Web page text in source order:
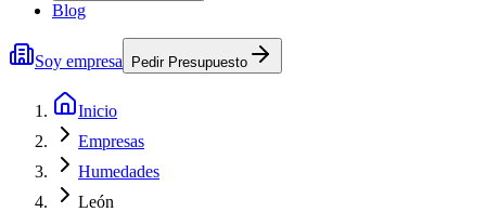
Blog
Soy empresa Pedir Presupuesto
Inicio
Empresas
Humedades
León